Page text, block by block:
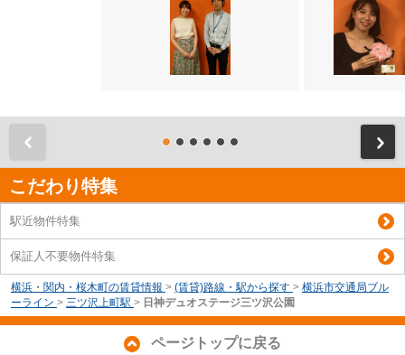
こだわり特集
駅近物件特集
保証人不要物件特集
横浜・関内・桜木町の賃貸情報 > (賃貸)路線・駅から探す > 横浜市交通局ブル
ーライン > 三ツ沢上町駅 > 日神デュオステージ三ツ沢公園
ページトップに戻る